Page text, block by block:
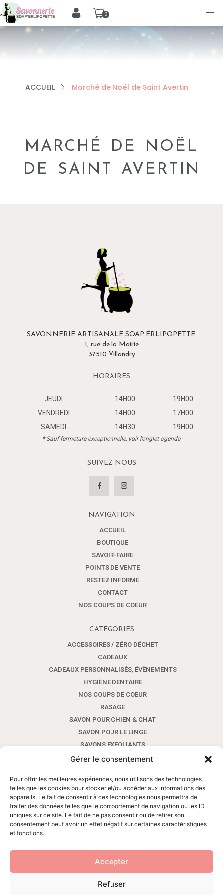
Gérer le consentement
Pour offrir les meilleures expériences, nous utilisons des technologies
telles que les cookies pour stocker et/ou accéder aux informations des
appareils. Le fait de consentir à ces technologies nous permettra de
traiter des données telles que le comportement de navigation ou les ID
uniques sur ce site. Le fait de ne pas consentir ou de retirer son
consentement peut avoir un effet négatif sur certaines caractéristiques
et fonctions.
Accepter
Refuser
0
ACCUEIL Marché de Noël de Saint Avertin
MARCHÉ DE NOËL
DE SAINT AVERTIN
SAVONNERIE ARTISANALE SOAP’ERLIPOPETTE.
1, rue de la Mairie
37510 Villandry
HORAIRES
JEUDI 14H00
19H00
VENDREDI
14H00
17H00
SAMEDI
14H30 19H00
* Sauf fermeture exceptionnelle, voir l’onglet agenda
SUIVEZ NOUS
NAVIGATION
ACCUEIL
BOUTIQUE
SAVOIR-FAIRE
POINTS DE VENTE
RESTEZ INFORMÉ
CONTACT
NOS COUPS DE COEUR
CATÉGORIES
ACCESSOIRES / ZÉRO DÉCHET
CADEAUX
CADEAUX PERSONNALISÉS, ÉVÈNEMENTS
HYGIÈNE DENTAIRE
NOS COUPS DE COEUR
RASAGE
SAVON POUR CHIEN & CHAT
SAVON POUR LE LINGE
SAVONS EXFOLIANTS
SAVONS POUR LES MAINS AUX HUILES ESSENTIELLES
SAVONS SHAMPOINGS AVEC HUILES ESSENTIELLES
SAVONS SHAMPOINGS SANS HUILE ESSENTIELLE
SAVONS VISAGE ET CORPS AUX HUILES ESSENTIELLES
SAVONS VISAGE ET CORPS SANS HUILE ESSENTIELLE